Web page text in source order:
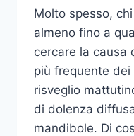
Molto spesso,
almeno fino a
cercare la causa
più frequente
risveglio
di dolenza
mandibole. Di